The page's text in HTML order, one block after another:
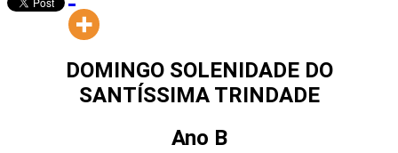
DOMINGO SOLENIDADE DO
SANTÍSSIMA TRINDADE
Ano B